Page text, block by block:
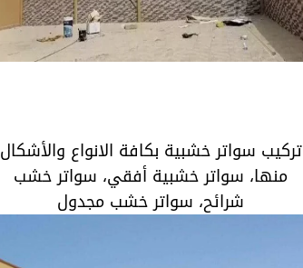
تركيب سواتر خشبية بكافة الانواع والأشكال
منها، سواتر خشبية أفقي، سواتر خشب
شرائح، سواتر خشب مجدول